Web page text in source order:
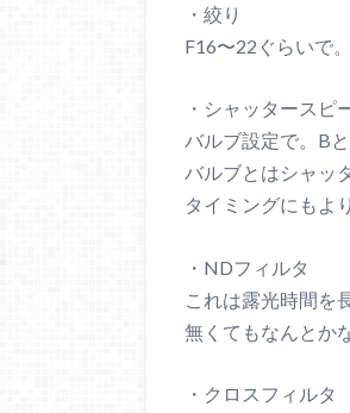
・絞り
F16〜22ぐらいで
・シャッタースピ
バルブ設定で。B
バルブとはシャッ
タイミングにもよ
・NDフィルタ
これは露光時間を
無くてもなんとか
・クロスフィルタ